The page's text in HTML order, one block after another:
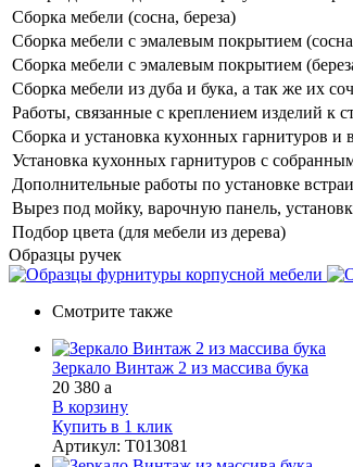
Сборка мебели (сосна, береза)
Сборка мебели с эмалевым покрытием
Сборка мебели с эмалевым покрытием
Сборка мебели из дуба и бука, а так же их
Работы, связанные с креплением изделий к
Сборка и установка кухонных гарнитуров и
Установка кухонных гарнитуров с
Дополнительные работы по установке
Вырез под мойку, варочную панель,
Подбор цвета (для мебели из дерева)
Образцы ручек
Смотрите также
Зеркало Винтаж 2 из массива бука
20 380 a
В корзину
Купить в 1 клик
Артикул: Т013081